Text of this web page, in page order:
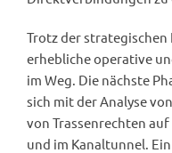
Trotz der
erhebliche operative
im Weg. Die nächste
sich mit der Analyse
von Trassenrechten
und im Kanaltunnel.